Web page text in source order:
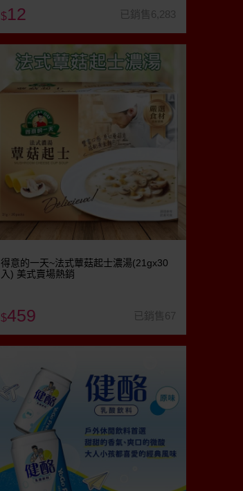
$12 已銷售6,283
得意的一天~法式蕈菇起士濃湯(21gx30
入) 美式賣場熱銷
$459 已銷售67